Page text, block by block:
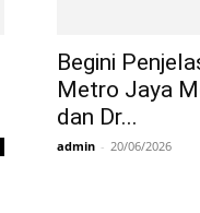
Begini
Metro Jaya
dan Dr...
admin - 20/06/2026